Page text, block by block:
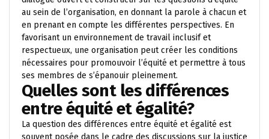
au sein de l’organisation, en donnant la parole à chacun et
en prenant en compte les différentes perspectives. En
favorisant un environnement de travail inclusif et
respectueux, une organisation peut créer les conditions
nécessaires pour promouvoir l’équité et permettre à tous
ses membres de s’épanouir pleinement.
Quelles sont les différences
entre équité et égalité?
La question des différences entre équité et égalité est
souvent posée dans le cadre des discussions sur la justice